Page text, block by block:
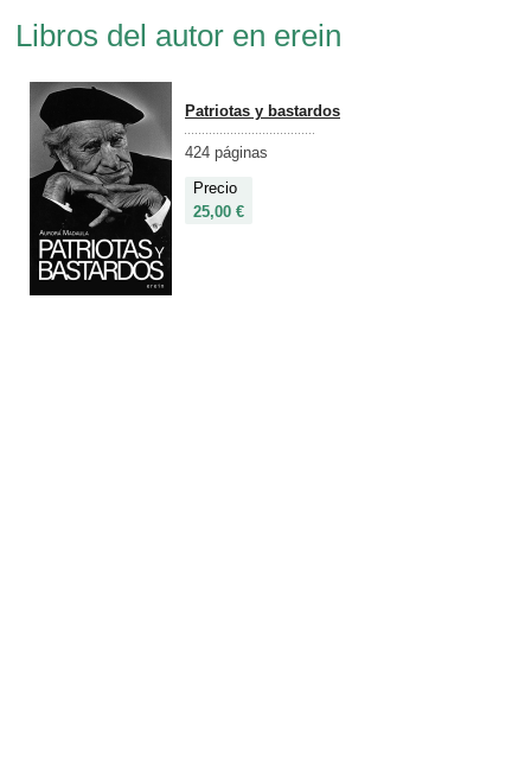
Libros del autor en erein
Patriotas y bastardos
424 páginas
Precio
25,00 €